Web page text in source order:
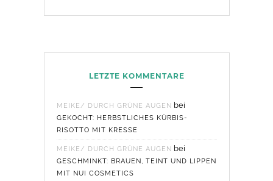
LETZTE KOMMENTARE
MEIKE/ DURCH GRÜNE AUGEN bei
GEKOCHT: HERBSTLICHES KÜRBIS-
RISOTTO MIT KRESSE
MEIKE/ DURCH GRÜNE AUGEN bei
GESCHMINKT: BRAUEN, TEINT UND LIPPEN
MIT NUI COSMETICS